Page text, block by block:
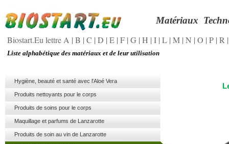
Hygiène, beauté et santé avec l'Aloé Vera
Produits nettoyants pour le corps
Produits de soins pour le corps
Maquillage et parfums de Lanzarotte
Produits de soin au vin de Lanzarotte
Liste alphabétique des matériaux et de leur utilisation
Biostart.Eu lettre A | B | C | D | E | F | G | H | I | L | M | N | O | P | R
Matériaux